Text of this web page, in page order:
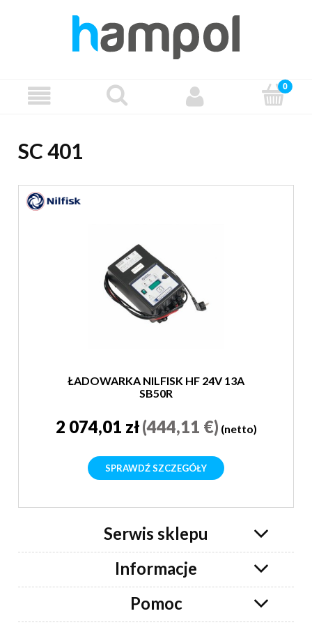
SC 401
ŁADOWARKA NILFISK HF 24V 13A
SB50R
2 074,01 zł(444,11 €) (netto)
SPRAWDŹ SZCZEGÓŁY
Serwis sklepu
Informacje
Pomoc